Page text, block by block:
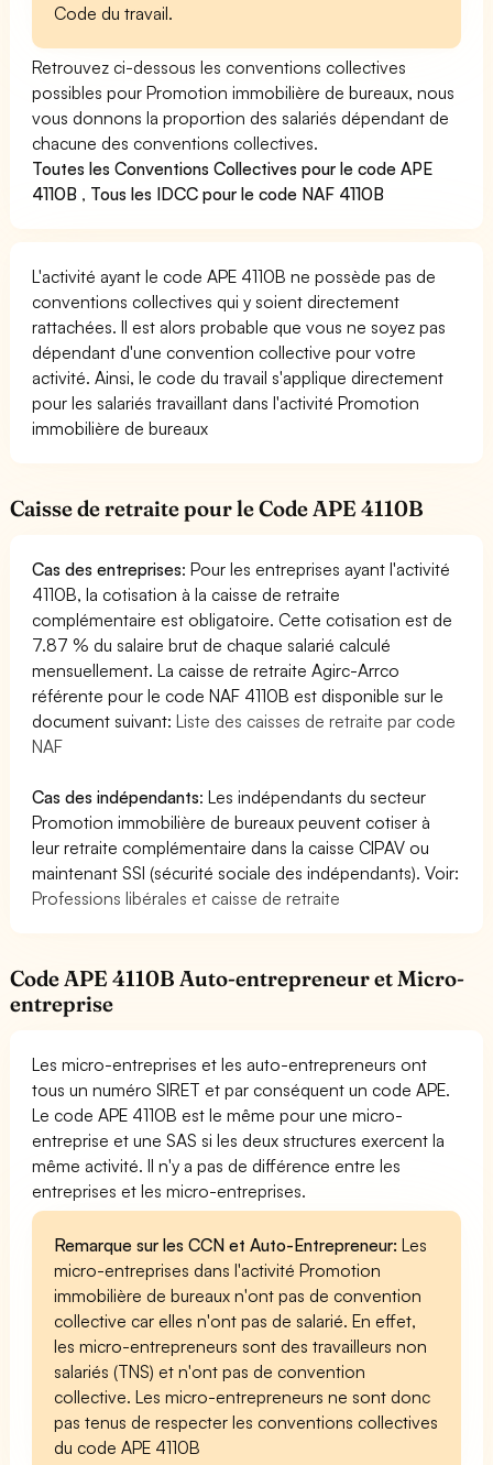
Code du travail.
Retrouvez ci-dessous les conventions collectives
possibles pour Promotion immobilière de bureaux, nous
vous donnons la proportion des salariés dépendant de
chacune des conventions collectives.
Toutes les Conventions Collectives pour le code APE
4110B , Tous les IDCC pour le code NAF 4110B
L'activité ayant le code APE 4110B ne possède pas de
conventions collectives qui y soient directement
rattachées. Il est alors probable que vous ne soyez pas
dépendant d'une convention collective pour votre
activité. Ainsi, le code du travail s'applique directement
pour les salariés travaillant dans l'activité Promotion
immobilière de bureaux
Caisse de retraite pour le Code APE 4110B
Cas des entreprises: Pour les entreprises ayant l'activité
4110B, la cotisation à la caisse de retraite
complémentaire est obligatoire. Cette cotisation est de
7.87 % du salaire brut de chaque salarié calculé
mensuellement. La caisse de retraite Agirc-Arrco
référente pour le code NAF 4110B est disponible sur le
document suivant:Liste des caisses de retraite par code
NAF
Cas des indépendants: Les indépendants du secteur
Promotion immobilière de bureaux peuvent cotiser à
leur retraite complémentaire dans la caisse CIPAV ou
maintenant SSI (sécurité sociale des indépendants). Voir:
Professions libérales et caisse de retraite
Code APE 4110B Auto-entrepreneur et Micro-
entreprise
Les micro-entreprises et les auto-entrepreneurs ont
tous un numéro SIRET et par conséquent un code APE.
Le code APE 4110B est le même pour une micro-
entreprise et une SAS si les deux structures exercent la
même activité. Il n'y a pas de différence entre les
entreprises et les micro-entreprises.
Remarque sur les CCN et Auto-Entrepreneur: Les
micro-entreprises dans l'activité Promotion
immobilière de bureaux n'ont pas de convention
collective car elles n'ont pas de salarié. En effet,
les micro-entrepreneurs sont des travailleurs non
salariés (TNS) et n'ont pas de convention
collective. Les micro-entrepreneurs ne sont donc
pas tenus de respecter les conventions collectives
du code APE 4110B